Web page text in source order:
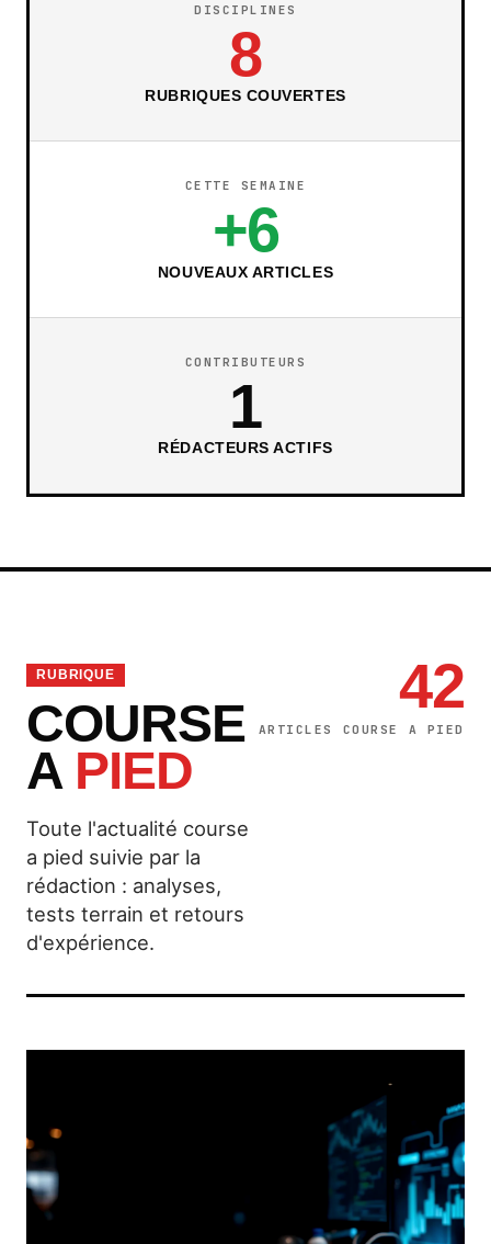
DISCIPLINES
8
RUBRIQUES COUVERTES
CETTE SEMAINE
+6
NOUVEAUX ARTICLES
CONTRIBUTEURS
1
RÉDACTEURS ACTIFS
RUBRIQUE
COURSE
A PIED
Toute l'actualité course
a pied suivie par la
rédaction : analyses,
tests terrain et retours
d'expérience.
42
ARTICLES COURSE A PIED